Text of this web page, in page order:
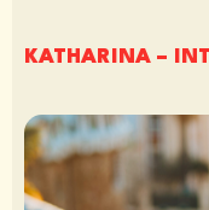
KATHARINA –